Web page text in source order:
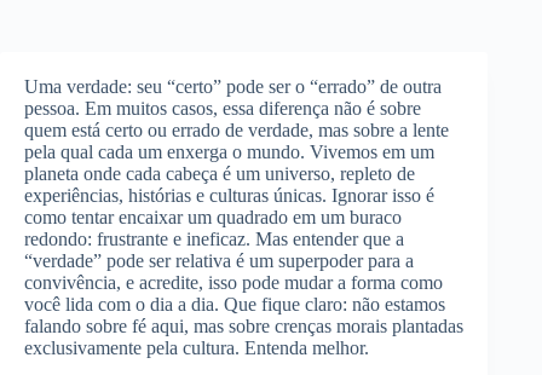
Uma verdade: seu “certo” pode ser o “errado” de outra
pessoa. Em muitos casos, essa diferença não é sobre
quem está certo ou errado de verdade, mas sobre a lente
pela qual cada um enxerga o mundo. Vivemos em um
planeta onde cada cabeça é um universo, repleto de
experiências, histórias e culturas únicas. Ignorar isso é
como tentar encaixar um quadrado em um buraco
redondo: frustrante e ineficaz. Mas entender que a
“verdade” pode ser relativa é um superpoder para a
convivência, e acredite, isso pode mudar a forma como
você lida com o dia a dia. Que fique claro: não estamos
falando sobre fé aqui, mas sobre crenças morais plantadas
exclusivamente pela cultura. Entenda melhor.